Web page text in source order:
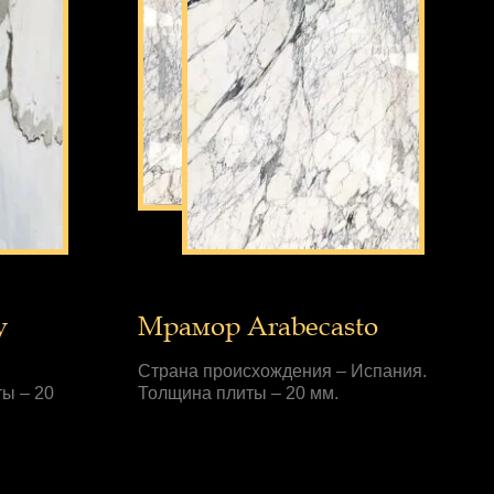
– 20
Мрамор Arabecasto
Страна происхождения – Испания.
Толщина плиты – 20 мм.